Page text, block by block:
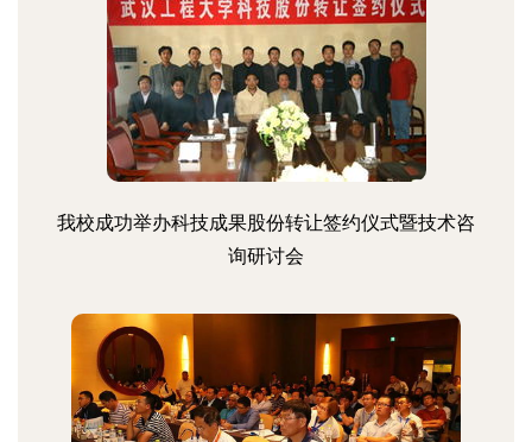
我校成功举办科技成果股份转让签约仪式暨技术咨
询研讨会